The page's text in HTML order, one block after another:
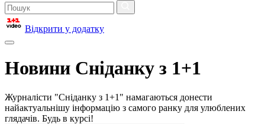
Відкрити у додатку
Новини Сніданку з 1+1
Журналісти "Сніданку з 1+1" намагаються донести
найактуальнішу інформацію з самого ранку для улюблених
глядачів. Будь в курсі!